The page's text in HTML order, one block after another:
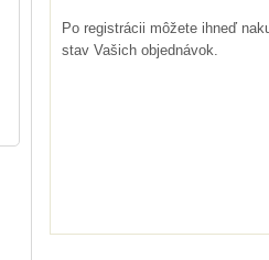
Po registrácii môžete ihneď
stav Vašich objednávok.